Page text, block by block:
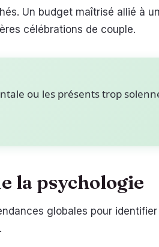
Un budget maîtrisé allié à
célébrations de couple.
ou les présents trop
la psychologie
globales pour
.